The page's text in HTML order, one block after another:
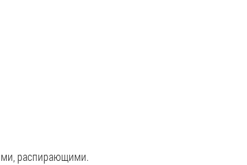
распирающими.